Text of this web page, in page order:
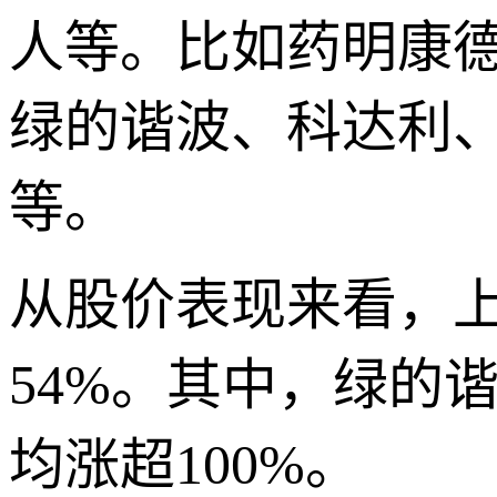
人等。比如药明康
绿的谐波、科达利
等。
从股价表现来看，
54%。其中，绿的
均涨超100%。